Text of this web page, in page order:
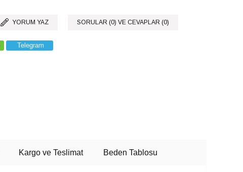
YORUM YAZ SORULAR (0) VE CEVAPLAR (0)
Telegram
Kargo ve Teslimat Beden Tablosu